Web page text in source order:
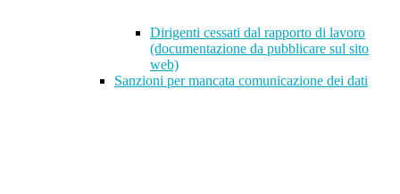
Dirigenti cessati dal rapporto di lavoro
(documentazione da pubblicare sul sito
web)
Sanzioni per mancata comunicazione dei dati